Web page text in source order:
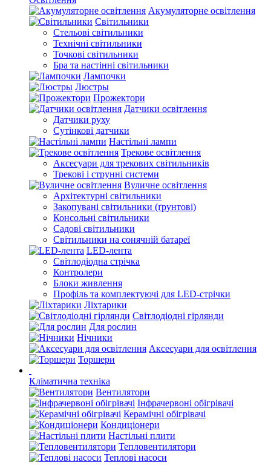
Акумуляторне освітлення
Світильники
Стельові світильники
Технічні світильники
Точкові світильники
Бра та настінні світильники
Лампочки
Люстры
Прожектори
Датчики освітлення
Датчики руху
Сутінкові датчики
Настільні лампи
Трекове освітлення
Аксесуари для трекових світильників
Трекові і струнні системи
Вуличне освітлення
Архітектурні світильники
Закопувані світильники (ґрунтові)
Консольні світильники
Садові світильники
Світильники на сонячній батареї
LED-лента
Світлодіодна стрічка
Контролери
Блоки живлення
Профіль та комплектуючі для LED-стрічки
Ліхтарики
Світлодіодні гірлянди
Для рослин
Нічники
Аксесуари для освітлення
Торшери
Кліматична техніка
Вентилятори
Інфрачервоні обігрівачі
Керамічні обігрівачі
Кондиціонери
Настільні плити
Тепловентилятори
Теплові насоси